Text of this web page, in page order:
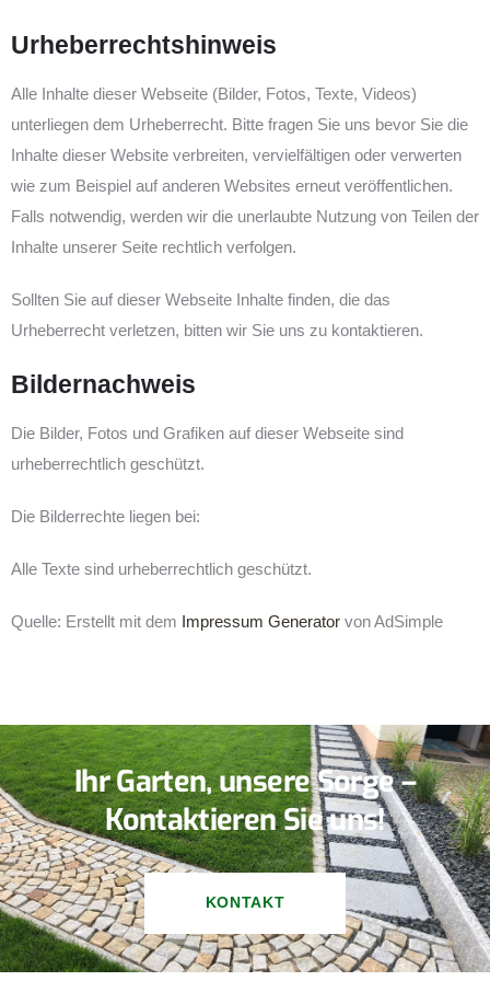
Urheberrechtshinweis
Alle Inhalte dieser Webseite (Bilder, Fotos, Texte, Videos)
unterliegen dem Urheberrecht. Bitte fragen Sie uns bevor Sie die
Inhalte dieser Website verbreiten, vervielfältigen oder verwerten
wie zum Beispiel auf anderen Websites erneut veröffentlichen.
Falls notwendig, werden wir die unerlaubte Nutzung von Teilen der
Inhalte unserer Seite rechtlich verfolgen.
Sollten Sie auf dieser Webseite Inhalte finden, die das
Urheberrecht verletzen, bitten wir Sie uns zu kontaktieren.
Bildernachweis
Die Bilder, Fotos und Grafiken auf dieser Webseite sind
urheberrechtlich geschützt.
Die Bilderrechte liegen bei:
Alle Texte sind urheberrechtlich geschützt.
Quelle: Erstellt mit dem Impressum Generator von AdSimple
Ihr Garten, unsere Sorge –
Kontaktieren Sie uns!
KONTAKT